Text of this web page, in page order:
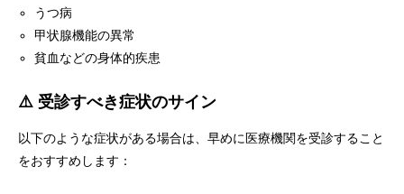
うつ病
甲状腺機能の異常
貧血などの身体的疾患
⚠️ 受診すべき症状のサイン
以下のような症状がある場合は、早めに医療機関を受診すること
をおすすめします：